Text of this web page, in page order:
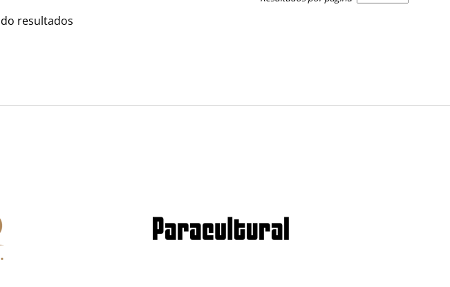
resultados